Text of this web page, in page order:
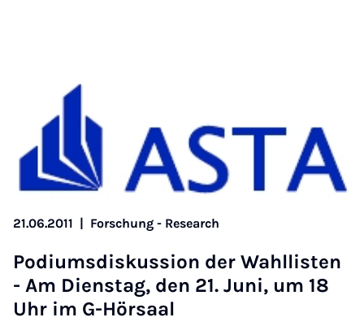
21.06.2011 | Forschung - Research
Po­di­ums­dis­kus­si­on der Wahl­lis­ten
- Am Diens­tag, den 21. Ju­ni, um 18
Uhr im G-Hör­saal